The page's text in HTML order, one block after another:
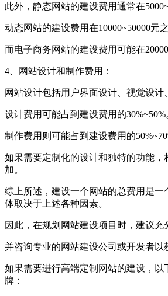
此外，静态网站的建设费用通常在
动态网站的建设费用在10000~50000元
而电子商务网站的建设费用可能在
4、网站设计和制作费用：
网站设计包括用户界面设计、视觉设计
设计费用可能占到建设费用的30%~50%
制作费用则可能占到建设费用的
如果需要定制化的设计和独特的功能，
加。
综上所述，建设一个网站的总费用是一
体取决于上述各种因素。
因此，在规划网站建设项目时，建议
并咨询专业的网站建设公司或开发者以
如果需要进行高端定制网站的建设，以
牌：